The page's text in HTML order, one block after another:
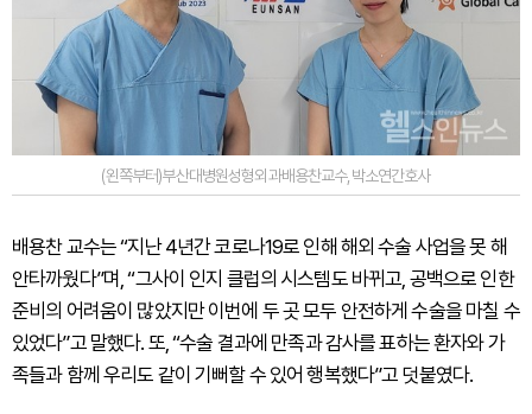
(왼쪽부터)부산대병원성형외과배용찬교수,박소연간호사
배용찬 교수는 “지난 4년간 코로나19로 인해 해외 수술 사업을 못 해
안타까웠다”며, “그사이 인지 클럽의 시스템도 바뀌고, 공백으로 인한
준비의 어려움이 많았지만 이번에 두 곳 모두 안전하게 수술을 마칠 수
있었다”고 말했다. 또, “수술 결과에 만족과 감사를 표하는 환자와 가
족들과 함께 우리도 같이 기뻐할 수 있어 행복했다”고 덧붙였다.